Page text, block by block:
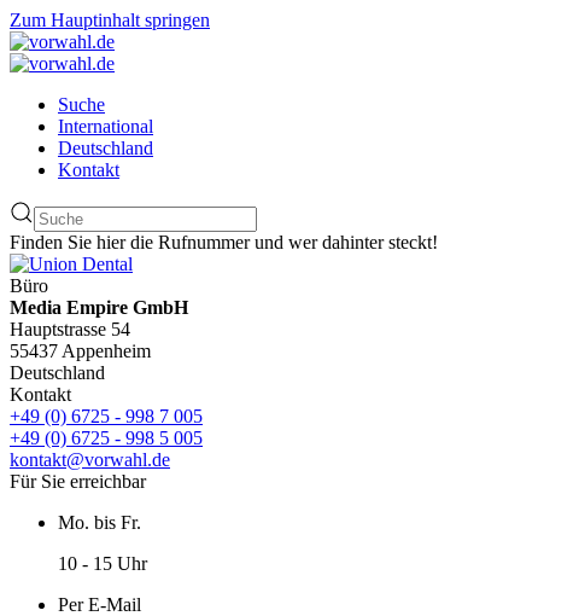
Zum Hauptinhalt springen
Suche
International
Deutschland
Kontakt
Finden Sie hier die Rufnummer und wer dahinter steckt!
Büro
Media Empire GmbH
Hauptstrasse 54
55437 Appenheim
Deutschland
Kontakt
+49 (0) 6725 - 998 7 005
+49 (0) 6725 - 998 5 005
kontakt@vorwahl.de
Für Sie erreichbar
Mo. bis Fr.
10 - 15 Uhr
Per E-Mail